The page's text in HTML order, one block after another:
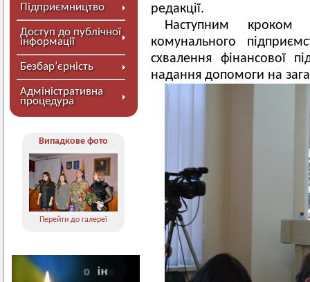
Підприємництво
Доступ до публічної
інформації
Безбар’єрність
Адміністративна
процедура
Випадкове фото
Перейти до галереї
редакції.
Наступним кроком
комунального
схвалення фінансової
надання допомоги на